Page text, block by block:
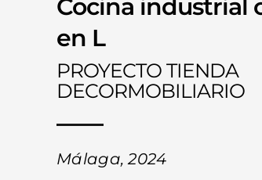
Cocina industrial
en L
PROYECTO TIENDA
DECORMOBILIARIO
Málaga, 2024